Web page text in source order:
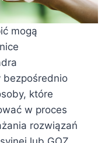
mogą
bezpośrednio
które
w proces
rozwiązań